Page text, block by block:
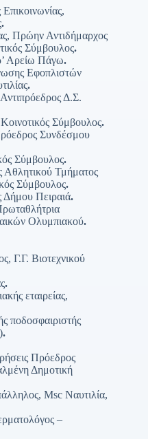
.
Πρώην Αντιδήμαρχος
Σύμβουλος.
Αρείω Πάγω.
Εφοπλιστών
.
Δ.Σ.
Σύμβουλος.
Συνδέσμου
Σύμβουλος.
Αθλητικού Τμήματος
Σύμβουλος.
Δήμου Πειραιά.
Ολυμπιακού.
Γ.Γ. Βιοτεχνικού
.
εταιρείας,
ποδοσφαιριστής
.
Πρόεδρος
Δημοτική
Msc Ναυτιλία,
–